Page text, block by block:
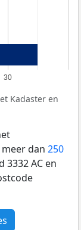
30
Kadaster en
dan 250
AC en